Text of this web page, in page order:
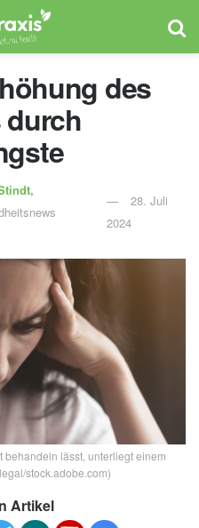
des
durch
28. Juli
2024
lässt, unterliegt einem
stock.adobe.com)
Artikel